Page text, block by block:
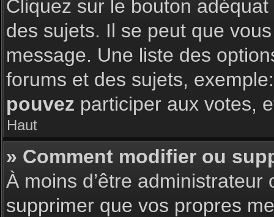
Cliquez sur le bouton
des sujets. Il se peut que
message. Une liste des
forums et des sujets,
pouvez participer aux votes,
Haut
» Comment modifier ou
À moins d’être
supprimer que vos propres